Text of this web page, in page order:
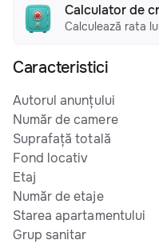
Calculator de
Calculează rata
Caracteristici
Autorul anunțului
Număr de camere
Suprafață totală
Fond locativ
Etaj
Număr de etaje
Starea apartamentului
Grup sanitar